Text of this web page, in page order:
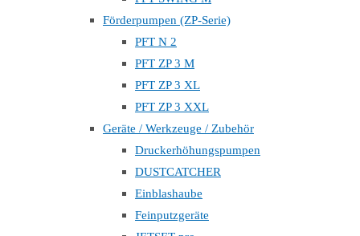
Förderpumpen (ZP-Serie)
PFT N 2
PFT ZP 3 M
PFT ZP 3 XL
PFT ZP 3 XXL
Geräte / Werkzeuge / Zubehör
Druckerhöhungspumpen
DUSTCATCHER
Einblashaube
Feinputzgeräte